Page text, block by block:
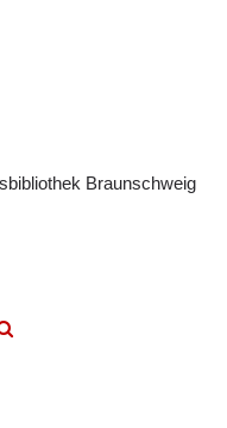
Braunschweig